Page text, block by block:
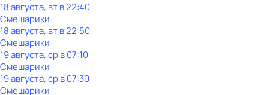
18 августа, вт в 22:40
Смешарики
18 августа, вт в 22:50
Смешарики
19 августа, ср в 07:10
Смешарики
19 августа, ср в 07:30
Смешарики